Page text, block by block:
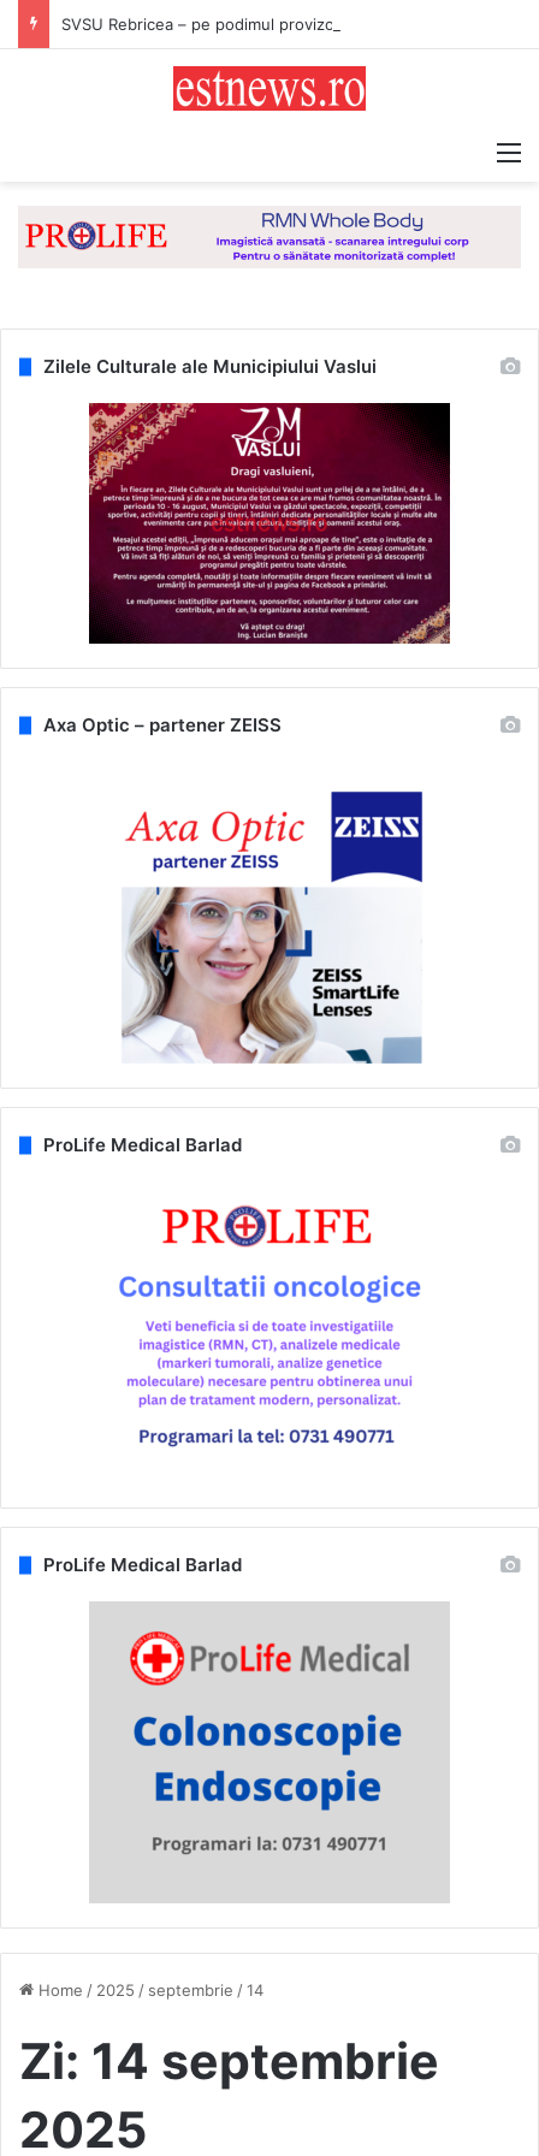
SVSU Rebricea – pe podimul provizoriu la etapa națională
Home / 2025 / septembrie /14
Zi: 14 septembrie
2025
Zilele Culturale ale Municipiului Vaslui
Axa Optic – partener ZEISS
ProLife Medical Barlad
ProLife Medical Barlad